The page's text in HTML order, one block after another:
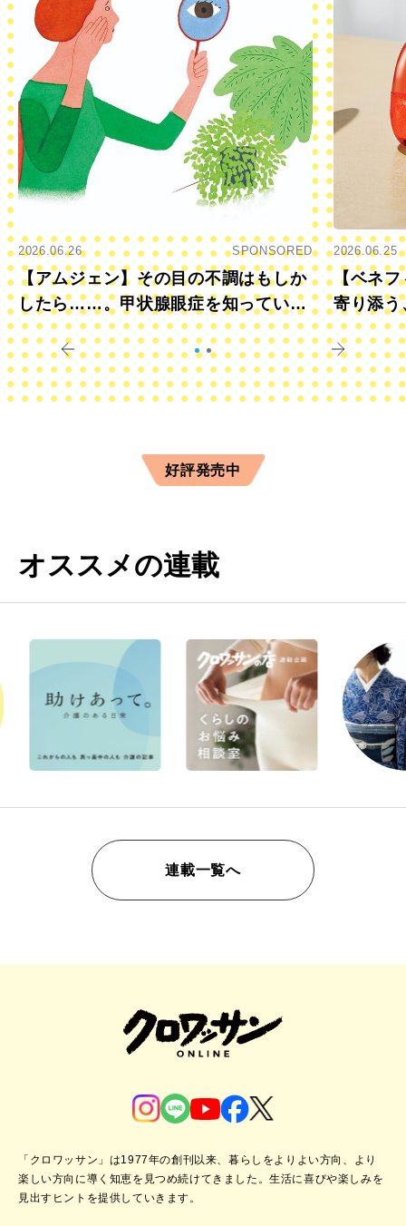
2026.06.26 SPONSORED
【アムジェン】その目の不調はもしか
したら……。甲状腺眼症を知っていま
すか？
2026.06.25
【ベネフ
寄り添う
きに
好評発売中
オススメの連載
連載一覧へ
「クロワッサン」は1977年の創刊以来、暮らしをよりよい方向、より
楽しい方向に導く知恵を見つめ続けてきました。生活に喜びや楽しみを
見出すヒントを提供していきます。